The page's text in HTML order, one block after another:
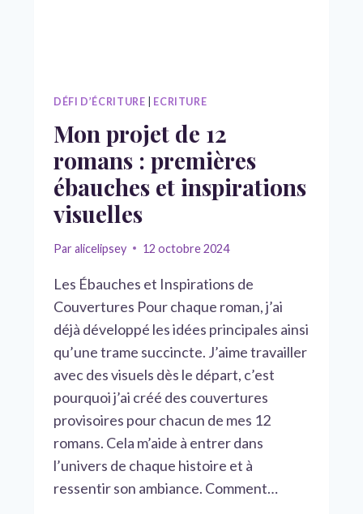
DÉFI D’ÉCRITURE ECRITURE
Mon projet de 12
romans : premières
ébauches et inspirations
visuelles
Paralicelipsey 12 octobre 2024
Les Ébauches et Inspirations de
Couvertures Pour chaque roman, j’ai
déjà développé les idées principales ainsi
qu’une trame succincte. J’aime travailler
avec des visuels dès le départ, c’est
pourquoi j’ai créé des couvertures
provisoires pour chacun de mes 12
romans. Cela m’aide à entrer dans
l’univers de chaque histoire et à
ressentir son ambiance. Comment…